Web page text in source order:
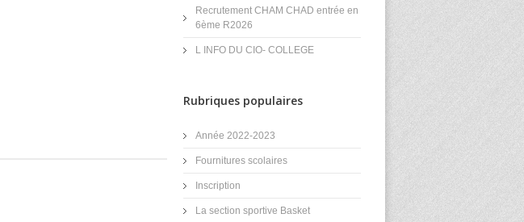
Recrutement CHAM CHAD entrée en
6ème R2026
L INFO DU CIO- COLLEGE
Rubriques populaires
Année 2022-2023
Fournitures scolaires
Inscription
La section sportive Basket